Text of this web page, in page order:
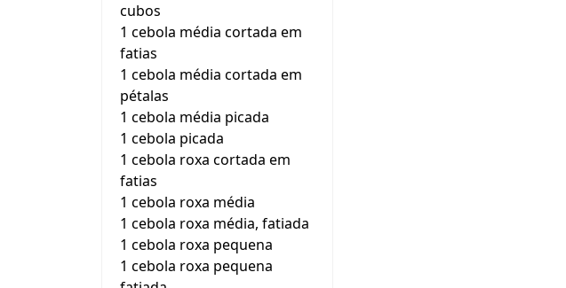
cubos
1 cebola média cortada em
fatias
1 cebola média cortada em
pétalas
1 cebola média picada
1 cebola picada
1 cebola roxa cortada em
fatias
1 cebola roxa média
1 cebola roxa média, fatiada
1 cebola roxa pequena
1 cebola roxa pequena